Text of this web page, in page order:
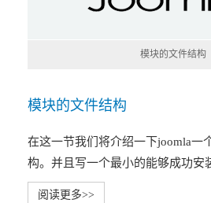
模块的文件结构
模块的文件结构
在这一节我们将介绍一下joomla一
构。并且写一个最小的能够成功安
阅读更多>>